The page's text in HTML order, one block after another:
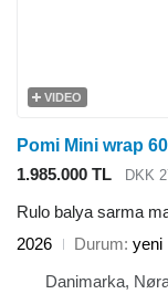
VIDEO
Pomi Mini wrap 60
1.985.000 TL
DKK
Rulo balya sarma
2026
Durum yeni
Danimarka,